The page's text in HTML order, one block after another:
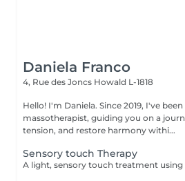
Daniela Franco
4, Rue des Joncs Howald L-1818
Hello! I'm Daniela. Since 2019, I've been a dedicated
massotherapist, guiding you on a
tension, and restore harmony withi...
Sensory touch Therapy